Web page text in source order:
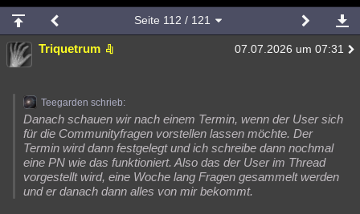
Spiritualität Verschwörungen Technologie Ufologie
Natur Umfragen Unterhaltung
weitere Rubriken
Astronomie Helpdesk Gruppen Gaming Filme
Musik Clash Verbesserungen Allmystery English
Übersichten
Besucht Teilgenommen Alle Neue
Seite 112 / 121
Triquetrum 07.07.2026 um 07:31
Teegarden schrieb:
Danach schauen wir nach einem Termin, wenn der User sich
für die Communityfragen vorstellen lassen möchte. Der
Termin wird dann festgelegt und ich schreibe dann nochmal
eine PN wie das funktioniert. Also das der User im Thread
vorgestellt wird, eine Woche lang Fragen gesammelt werden
und er danach dann alles von mir bekommt.